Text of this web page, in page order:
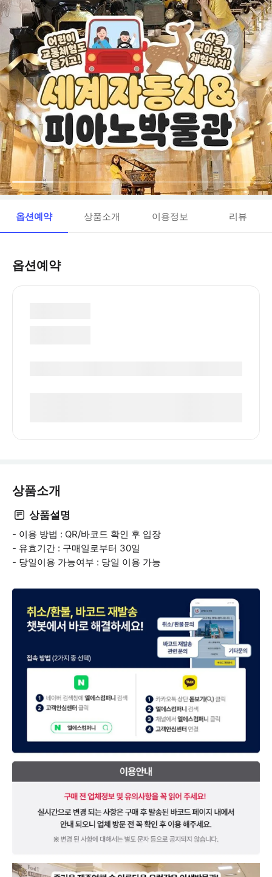
옵션예약 상품소개 이용정보 리뷰
옵션예약
상품소개
상품설명
- 이용 방법 : QR/바코드 확인 후 입장
- 유효기간 : 구매일로부터 30일
- 당일이용 가능여부 : 당일 이용 가능